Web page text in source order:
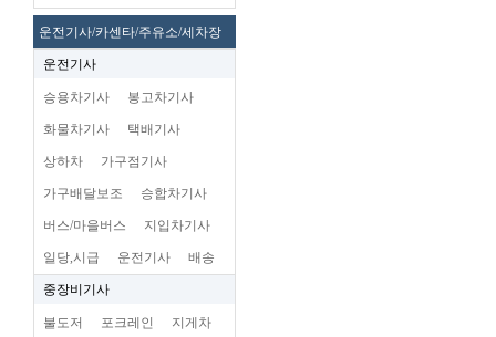
운전기사/카센타/주유소/세차장
운전기사
승용차기사 봉고차기사
화물차기사 택배기사
상하차 가구점기사
가구배달보조 승합차기사
버스/마을버스 지입차기사
일당,시급 운전기사 배송
중장비기사
불도저 포크레인 지게차